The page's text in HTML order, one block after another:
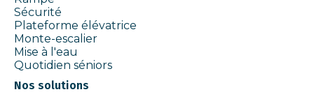
Sécurité
Plateforme élévatrice
Monte-escalier
Mise à l'eau
Quotidien séniors
Nos solutions